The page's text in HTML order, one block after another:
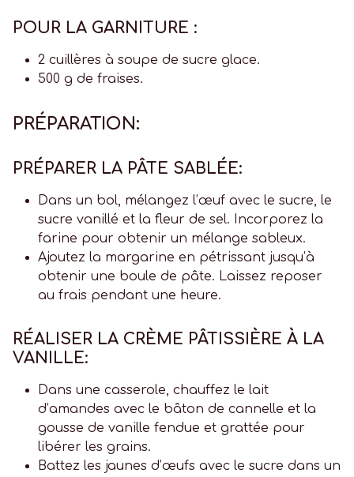
POUR LA GARNITURE :
2 cuillères à soupe de sucre glace.
500 g de fraises.
PRÉPARATION:
PRÉPARER LA PÂTE SABLÉE:
Dans un bol, mélangez l’œuf avec le sucre, le
sucre vanillé et la fleur de sel. Incorporez la
farine pour obtenir un mélange sableux.
Ajoutez la margarine en pétrissant jusqu’à
obtenir une boule de pâte. Laissez reposer
au frais pendant une heure.
RÉALISER LA CRÈME PÂTISSIÈRE À LA
VANILLE:
Dans une casserole, chauffez le lait
d’amandes avec le bâton de cannelle et la
gousse de vanille fendue et grattée pour
libérer les grains.
Battez les jaunes d’œufs avec le sucre dans un